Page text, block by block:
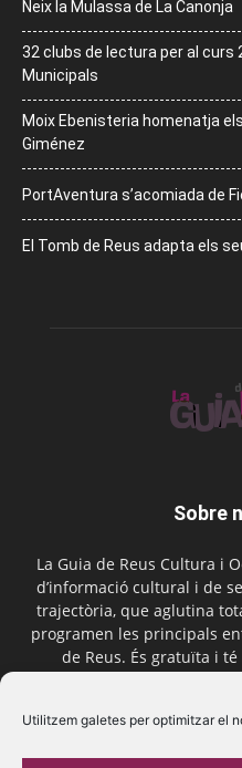
Utilitzem galetes per optimitzar el
Neix la Mulassa de La Canonja
32 clubs de lectura per al curs
Municipals
Moix Ebenisteria homenatja
Giménez
PortAventura s’acomiada de
El Tomb de Reus adapta els
Sobre
La Guia de Reus Cultura i
d’informació cultural i de
trajectòria, que aglutina
programen les principals
de Reus. És gratuïta i